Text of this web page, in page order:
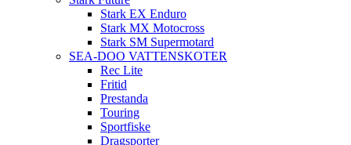
Stark EX Enduro
Stark MX Motocross
Stark SM Supermotard
SEA-DOO VATTENSKOTER
Rec Lite
Fritid
Prestanda
Touring
Sportfiske
Dragsporter